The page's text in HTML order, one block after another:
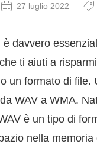
27 luglio 2022
è davvero
ti aiuti a
un formato di file.
WAV a WMA.
è un tipo di
nella memoria